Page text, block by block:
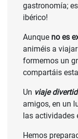
gastronomía;
ibérico!
Aunque no es
animéis a
formemos un
compartáis
Un viaje
amigos, en un
las actividades
Hemos